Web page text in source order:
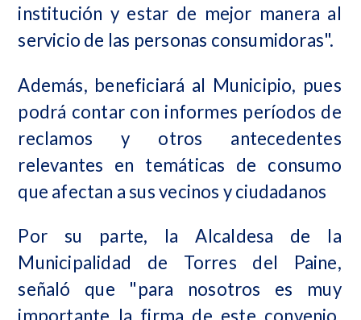
institución y estar de mejor manera al
servicio de las personas consumidoras".
Además, beneficiará al Municipio, pues
podrá contar con informes períodos de
reclamos y otros antecedentes
relevantes en temáticas de consumo
que afectan a sus vecinos y ciudadanos
Por su parte, la Alcaldesa de la
Municipalidad de Torres del Paine,
señaló que "para nosotros es muy
importante la firma de este convenio,